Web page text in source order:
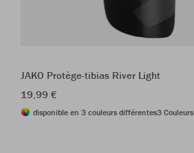
JAKO Protège-tibias River Light
19,99 €
disponible en 3 couleurs différentes3 Couleurs